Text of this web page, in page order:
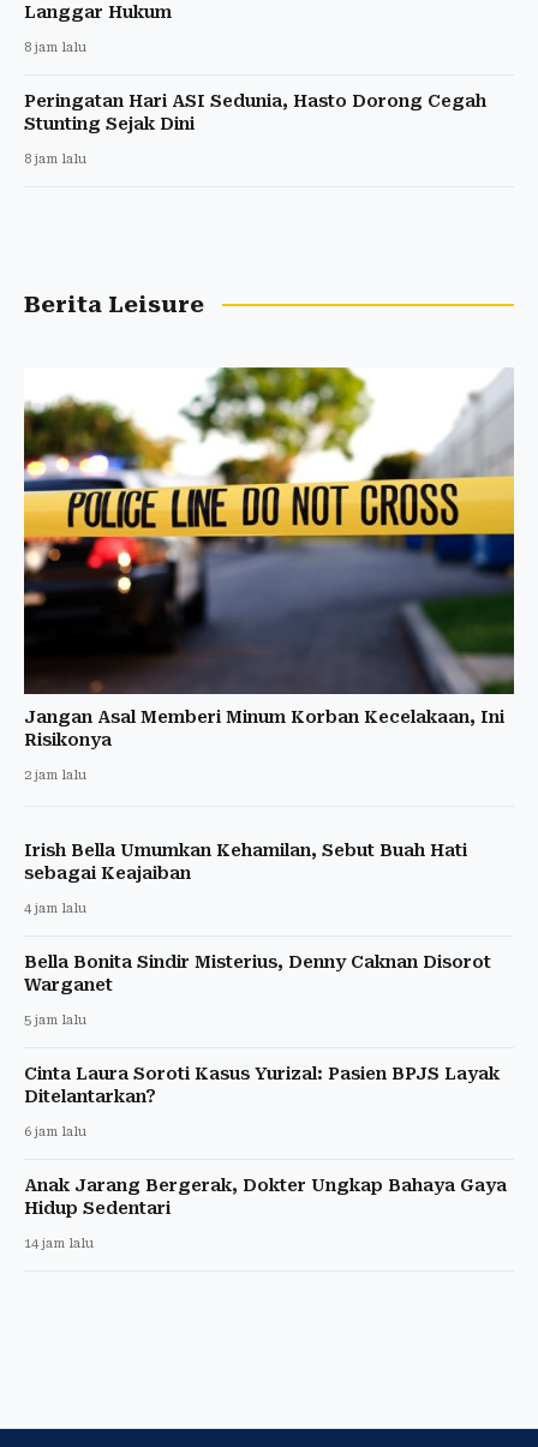
Langgar Hukum
8 jam lalu
Peringatan Hari ASI Sedunia, Hasto Dorong Cegah
Stunting Sejak Dini
8 jam lalu
Berita Leisure
Jangan Asal Memberi Minum Korban Kecelakaan, Ini
Risikonya
2 jam lalu
Irish Bella Umumkan Kehamilan, Sebut Buah Hati
sebagai Keajaiban
4 jam lalu
Bella Bonita Sindir Misterius, Denny Caknan Disorot
Warganet
5 jam lalu
Cinta Laura Soroti Kasus Yurizal: Pasien BPJS Layak
Ditelantarkan?
6 jam lalu
Anak Jarang Bergerak, Dokter Ungkap Bahaya Gaya
Hidup Sedentari
14 jam lalu